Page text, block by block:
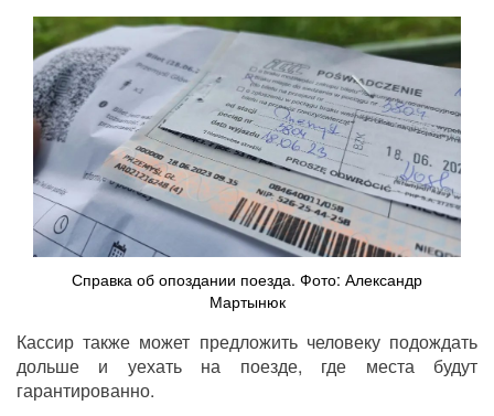
Справка об опоздании поезда. Фото: Александр
Мартынюк
Кассир также может предложить человеку подождать
дольше и уехать на поезде, где места будут
гарантированно.